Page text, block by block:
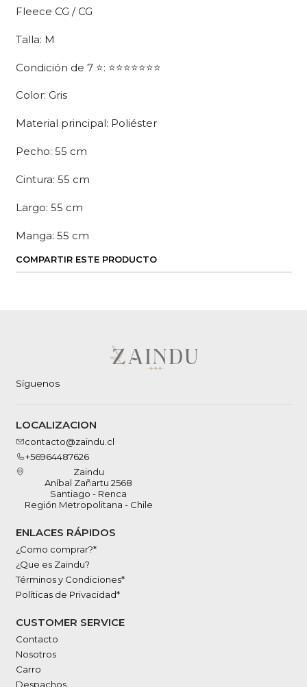
Fleece CG / CG
Talla: M
Condición de 7 ⭐: ⭐⭐⭐⭐⭐⭐⭐
Color: Gris
Material principal: Poliéster
Pecho: 55 cm
Cintura: 55 cm
Largo: 55 cm
Manga: 55 cm
COMPARTIR ESTE PRODUCTO
Síguenos
LOCALIZACION
contacto@zaindu.cl
+56964487626
Zaindu
Aníbal Zañartu 2568
Santiago - Renca
Región Metropolitana - Chile
ENLACES RÁPIDOS
¿Como comprar?*
¿Que es Zaindu?
Términos y Condiciones*
Políticas de Privacidad*
CUSTOMER SERVICE
Contacto
Nosotros
Carro
Despachos